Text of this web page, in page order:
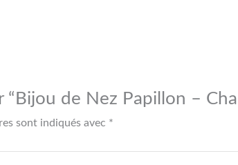
“Bijou de Nez Papillon –
sont indiqués avec *